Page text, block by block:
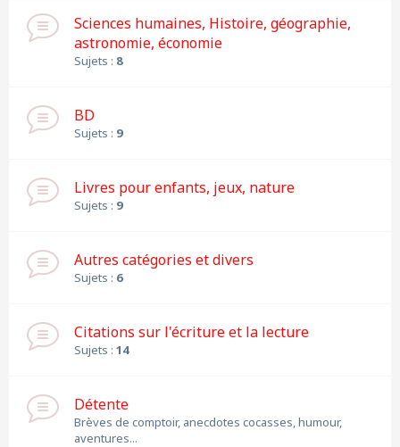
Sciences humaines, Histoire, géographie,
astronomie, économie
Sujets : 8
BD
Sujets : 9
Livres pour enfants, jeux, nature
Sujets : 9
Autres catégories et divers
Sujets : 6
Citations sur l'écriture et la lecture
Sujets : 14
Détente
Brèves de comptoir, anecdotes cocasses, humour,
aventures...